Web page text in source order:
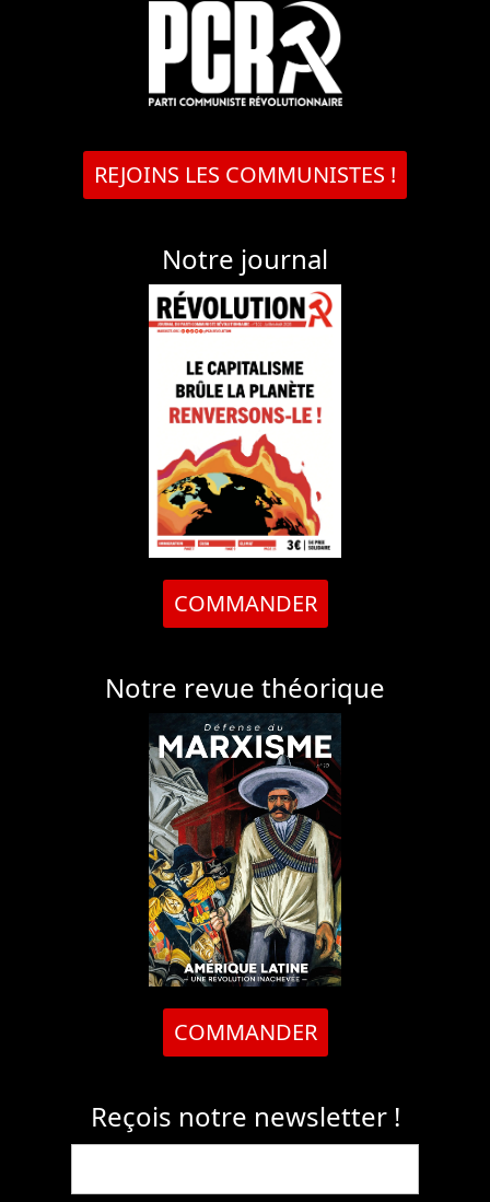
REJOINS LES COMMUNISTES !
Notre journal
COMMANDER
Notre revue théorique
COMMANDER
Reçois notre newsletter !